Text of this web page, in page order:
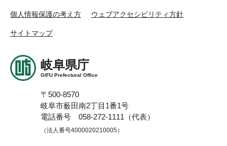
個人情報保護の考え方 ウェブアクセシビリティ方針
サイトマップ
岐阜県庁
GIFU Prefectural Office
〒500-8570
岐阜市薮田南2丁目1番1号
電話番号 058-272-1111（代表）
（法人番号4000020210005）